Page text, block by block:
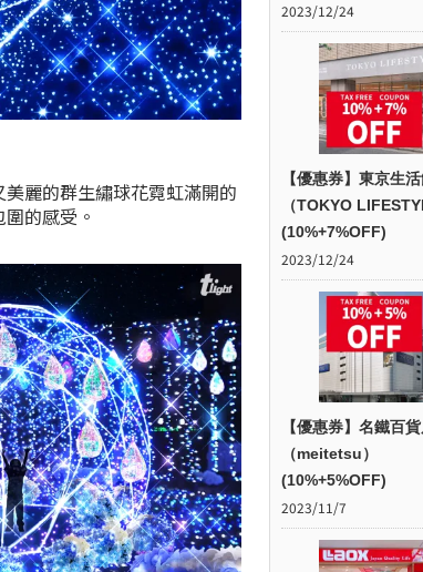
麗的群生繡球花霓虹滿開的
的感受。
2023/12/24
【優惠券】東京生
（TOKYO
(10%+7%OFF)
2023/12/24
【優惠券】名鐵百
（meitetsu）
(10%+5%OFF)
2023/11/7